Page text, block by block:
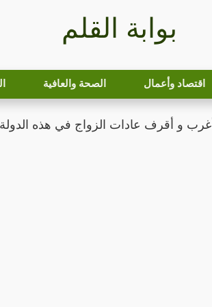
بوابة القلم
اقتصاد وأعمال الصحة والعافية
أغرب و أقرف عادات الزواج في هذه الدولة